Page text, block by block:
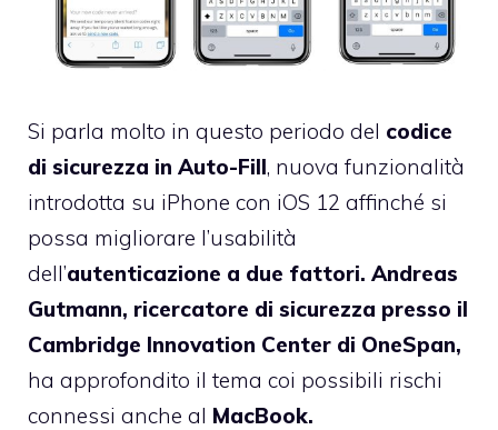
Si parla molto in questo periodo del codice
di sicurezza in Auto-Fill, nuova funzionalità
introdotta su iPhone con iOS 12 affinché si
possa migliorare l’usabilità
dell’autenticazione a due fattori. Andreas
Gutmann, ricercatore di sicurezza presso il
Cambridge Innovation Center di OneSpan,
ha approfondito il tema coi possibili rischi
connessi anche al MacBook.